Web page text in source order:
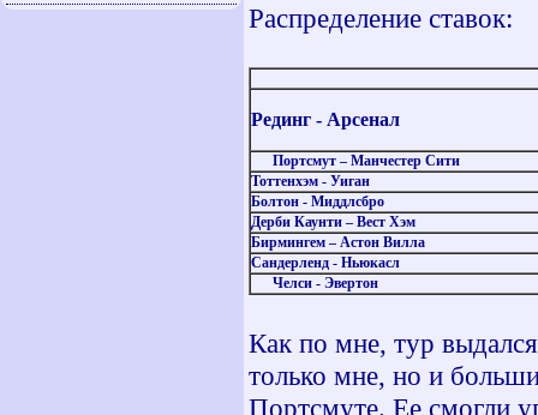
Распределение ставок:
Рединг - Арсенал
Портсмут – Манчестер Сити
Тоттенхэм - Уиган
Болтон - Миддлсбро
Дерби Каунти – Вест Хэм
Бирмингем – Астон Вилла
Сандерленд - Ньюкасл
Челси - Эвертон
Как по мне, тур
только мне, но и
Портсмуте. Ее смогли